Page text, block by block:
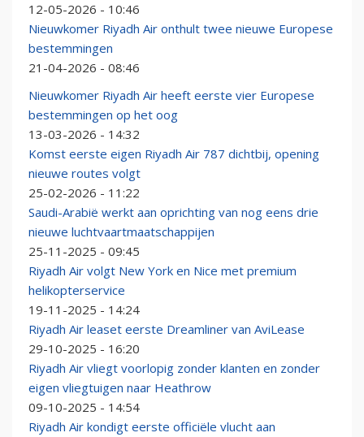
12-05-2026 - 10:46
Nieuwkomer Riyadh Air onthult twee nieuwe Europese
bestemmingen
21-04-2026 - 08:46
Nieuwkomer Riyadh Air heeft eerste vier Europese
bestemmingen op het oog
13-03-2026 - 14:32
Komst eerste eigen Riyadh Air 787 dichtbij, opening
nieuwe routes volgt
25-02-2026 - 11:22
Saudi-Arabië werkt aan oprichting van nog eens drie
nieuwe luchtvaartmaatschappijen
25-11-2025 - 09:45
Riyadh Air volgt New York en Nice met premium
helikopterservice
19-11-2025 - 14:24
Riyadh Air leaset eerste Dreamliner van AviLease
29-10-2025 - 16:20
Riyadh Air vliegt voorlopig zonder klanten en zonder
eigen vliegtuigen naar Heathrow
09-10-2025 - 14:54
Riyadh Air kondigt eerste officiële vlucht aan